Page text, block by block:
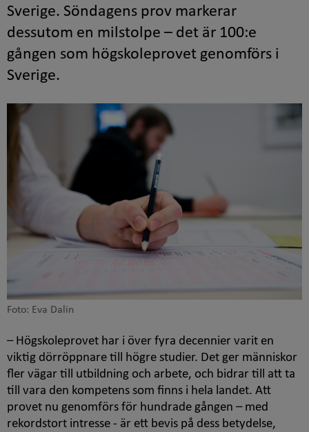
Sverige. Söndagens prov markerar
dessutom en milstolpe – det är 100:e
gången som högskoleprovet genomförs i
Sverige.
Foto: Eva Dalin
– Högskoleprovet har i över fyra decennier varit en
viktig dörröppnare till högre studier. Det ger människor
fler vägar till utbildning och arbete, och bidrar till att ta
till vara den kompetens som finns i hela landet. Att
provet nu genomförs för hundrade gången – med
rekordstort intresse - är ett bevis på dess betydelse,